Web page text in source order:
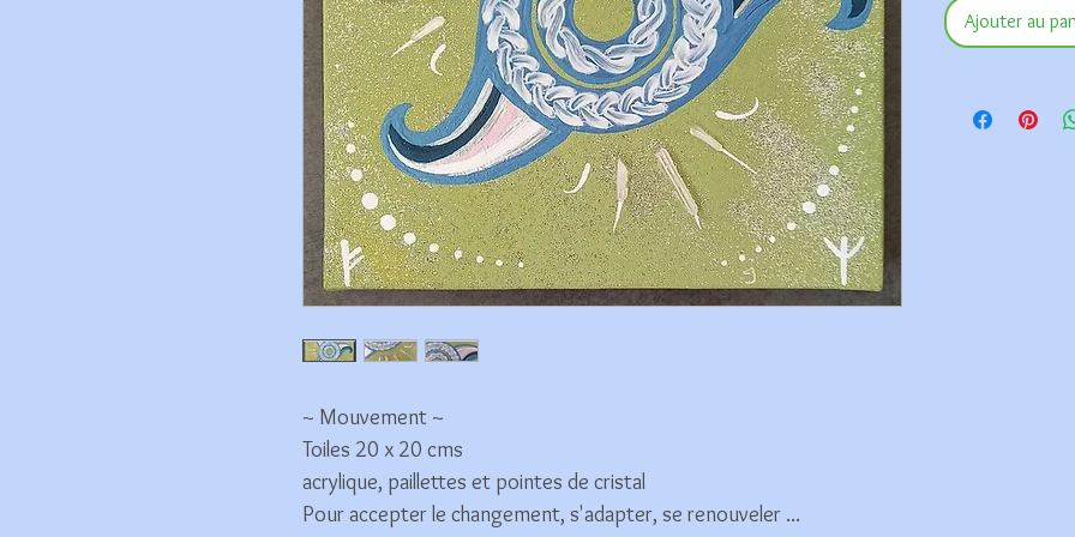
~ Mouvement ~
Toiles 20 x 20 cms
acrylique, paillettes et pointes de cristal
Pour accepter le changement, s'adapter, se renouveler ...
Ajouter au